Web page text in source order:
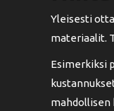
Yleisesti
materiaalit.
Esimerkiksi
mahdollisen